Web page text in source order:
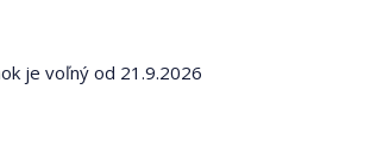
je voľný od 21.9.2026